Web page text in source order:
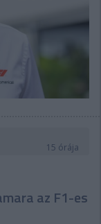
15 órája
az F1-es